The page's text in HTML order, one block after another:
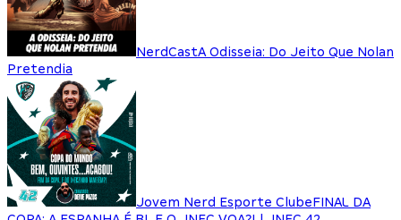
NerdCastA Odisseia: Do Jeito Que Nolan
Pretendia
Jovem Nerd Esporte ClubeFINAL DA